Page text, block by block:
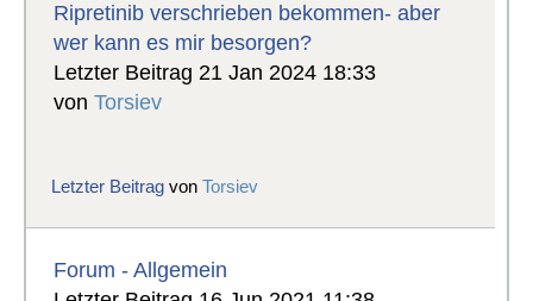
Ripretinib verschrieben bekommen- aber
wer kann es mir besorgen?
Letzter Beitrag 21 Jan 2024 18:33
vonTorsiev
Letzter Beitrag vonTorsiev
Forum - Allgemein